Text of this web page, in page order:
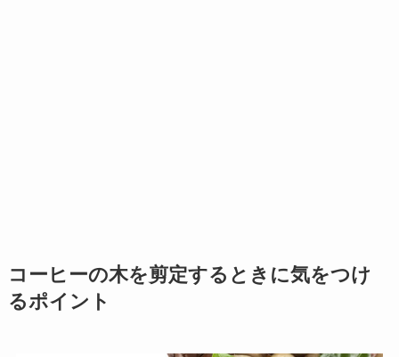
コーヒーの木を剪定するときに気をつけ
るポイント